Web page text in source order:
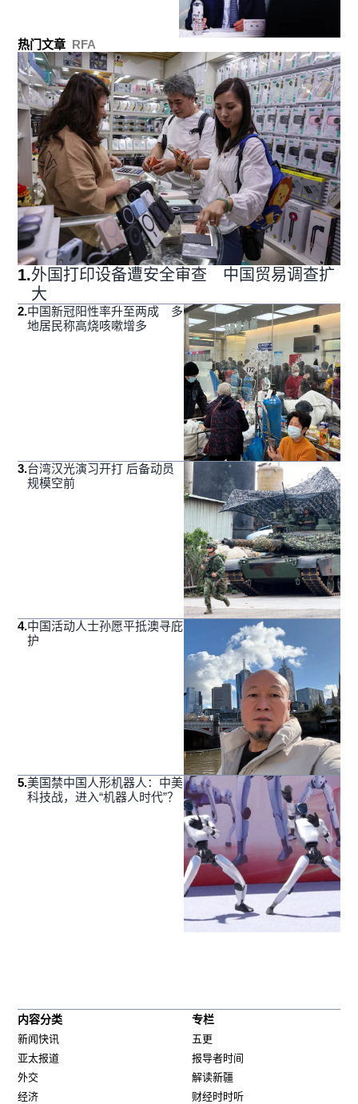
热门文章 RFA
1.外国打印设备遭安全审查 中国贸易调查扩
大
2.中国新冠阳性率升至两成 多
地居民称高烧咳嗽增多
3.台湾汉光演习开打 后备动员
规模空前
4.中国活动人士孙愿平抵澳寻庇
护
5.美国禁中国人形机器人：中美
科技战，进入“机器人时代”？
内容分类
新闻快讯
亚太报道
外交
经济
专栏
五更
报导者时间
解读新疆
财经时时听